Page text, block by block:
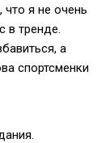
что я не очень
в тренде.
а
спортсменки